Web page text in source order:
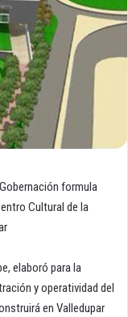
formula
Cultural de la
elaboró para la
y operatividad del
en Valledupar